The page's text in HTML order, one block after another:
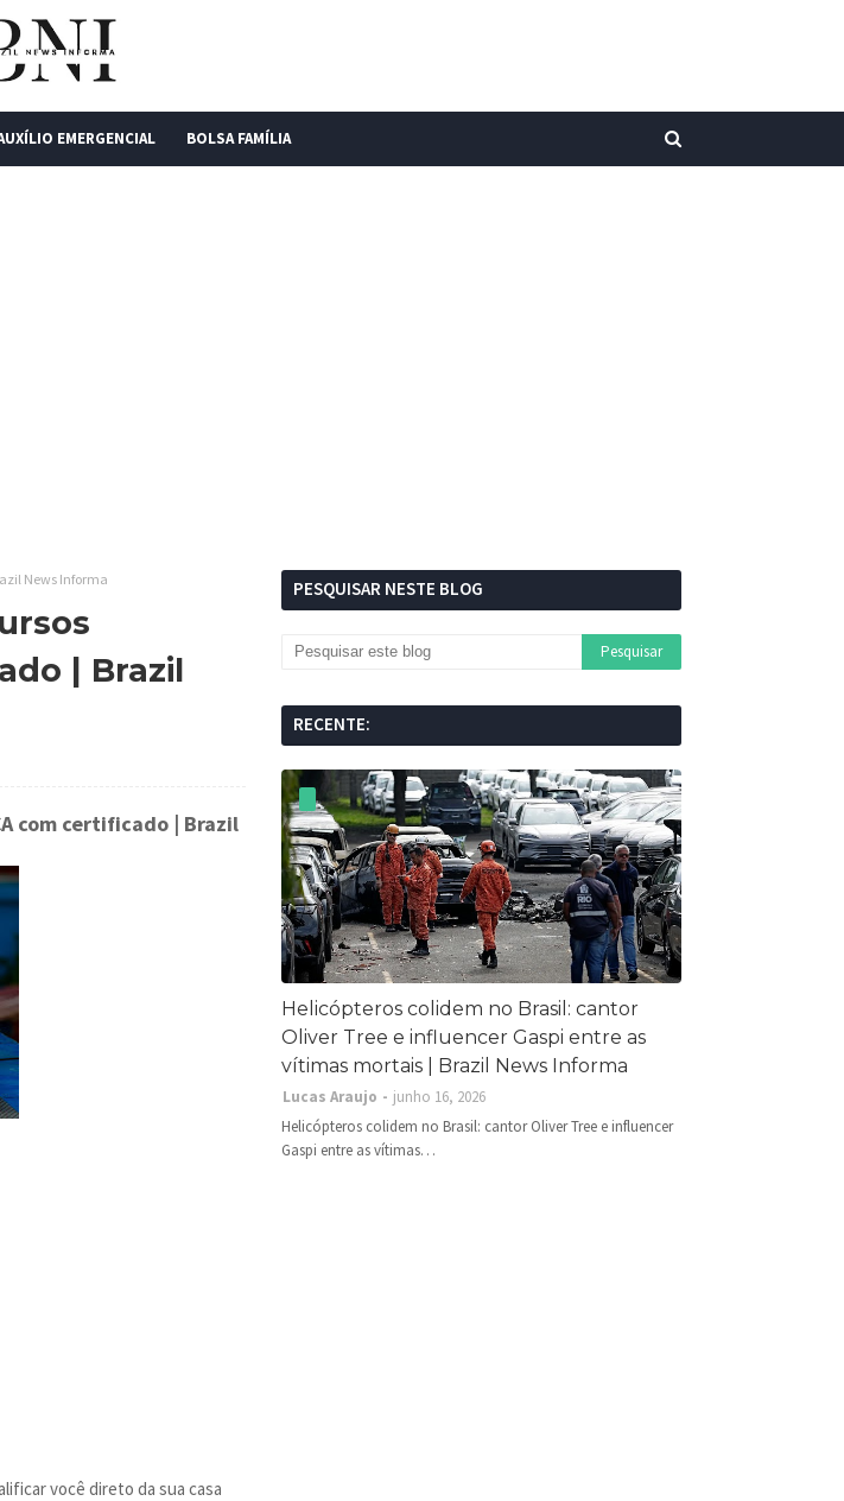
EMERGENCIAL BOLSA FAMÍLIA
News Informa
| Brazil
com certificado | Brazil
você direto da sua casa
PESQUISAR NESTE BLOG
RECENTE:
Helicópteros colidem no Brasil: cantor
Oliver Tree e influencer Gaspi entre as
vítimas mortais | Brazil News Informa
Lucas Araujo
junho 16, 2026
Helicópteros colidem no Brasil: cantor Oliver Tree e influencer
Gaspi entre as vítimas…